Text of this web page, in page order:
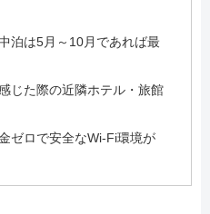
泊は5月～10月であれば最
じた際の近隣ホテル・旅館
ゼロで安全なWi-Fi環境が